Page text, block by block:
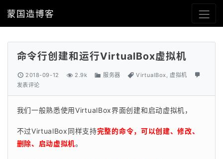
蒙国造博客
命令行创建和运行VirtualBox虚拟机
2018-09-12 2.9k 服务器 VirtualBox,虚拟机
发表评论
我们一般熟悉使用VirtualBox界面创建和启动虚拟机，
不过VirtualBox同样支持完整的命令，可以创建、修改、
删除、启动虚拟机。